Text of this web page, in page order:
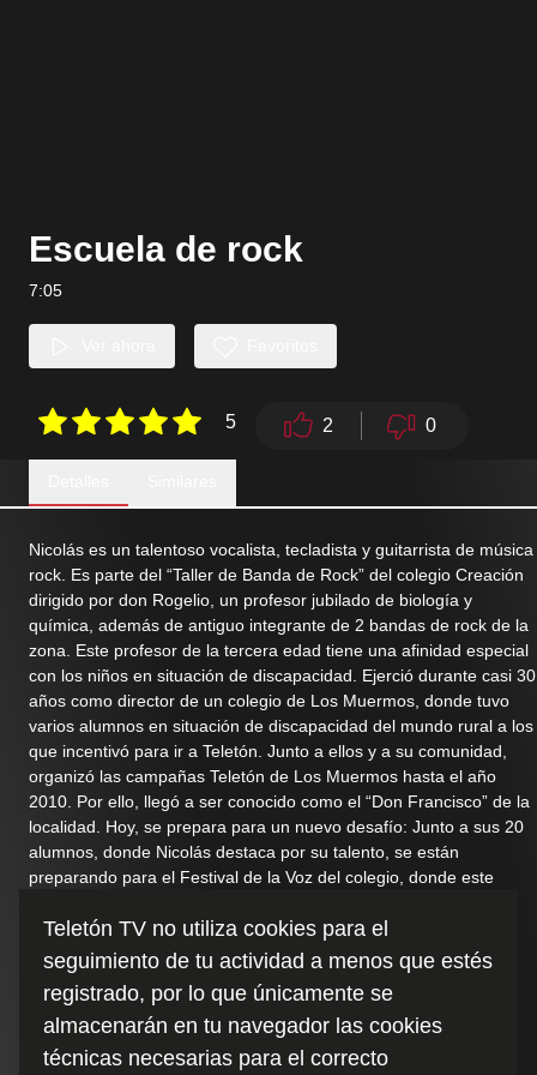
Escuela de rock
7:05
5 2 0
Nicolás es un talentoso vocalista, tecladista y guitarrista de música
rock. Es parte del “Taller de Banda de Rock” del colegio Creación
dirigido por don Rogelio, un profesor jubilado de biología y
química, además de antiguo integrante de 2 bandas de rock de la
zona. ​Este profesor de la tercera edad tiene una afinidad especial
con los niños en situación de discapacidad. Ejerció durante casi 30
años como director de un colegio de Los Muermos, donde tuvo
varios alumnos en situación de discapacidad del mundo rural a los
que incentivó para ir a Teletón. Junto a ellos y a su comunidad,
organizó las campañas Teletón de Los Muermos hasta el año
2010. Por ello, llegó a ser conocido como el “Don Francisco” de la
localidad. Hoy, se prepara para un nuevo desafío: Junto a sus 20
alumnos, donde Nicolás destaca por su talento, se están
preparando para el Festival de la Voz del colegio, donde este
Rogelio ya les ha enseñado a sus pupilos canciones de Black
Sabath y Guns &amp; Roses.​
Duración:
7:05
Teletón TV no utiliza cookies para el
seguimiento de tu actividad a menos que estés
registrado, por lo que únicamente se
almacenarán en tu navegador las cookies
técnicas necesarias para el correcto